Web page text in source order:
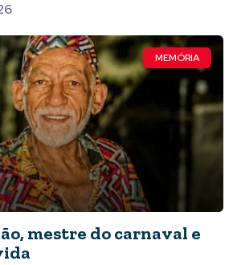
MEMÓRIA
mestre do carnaval e